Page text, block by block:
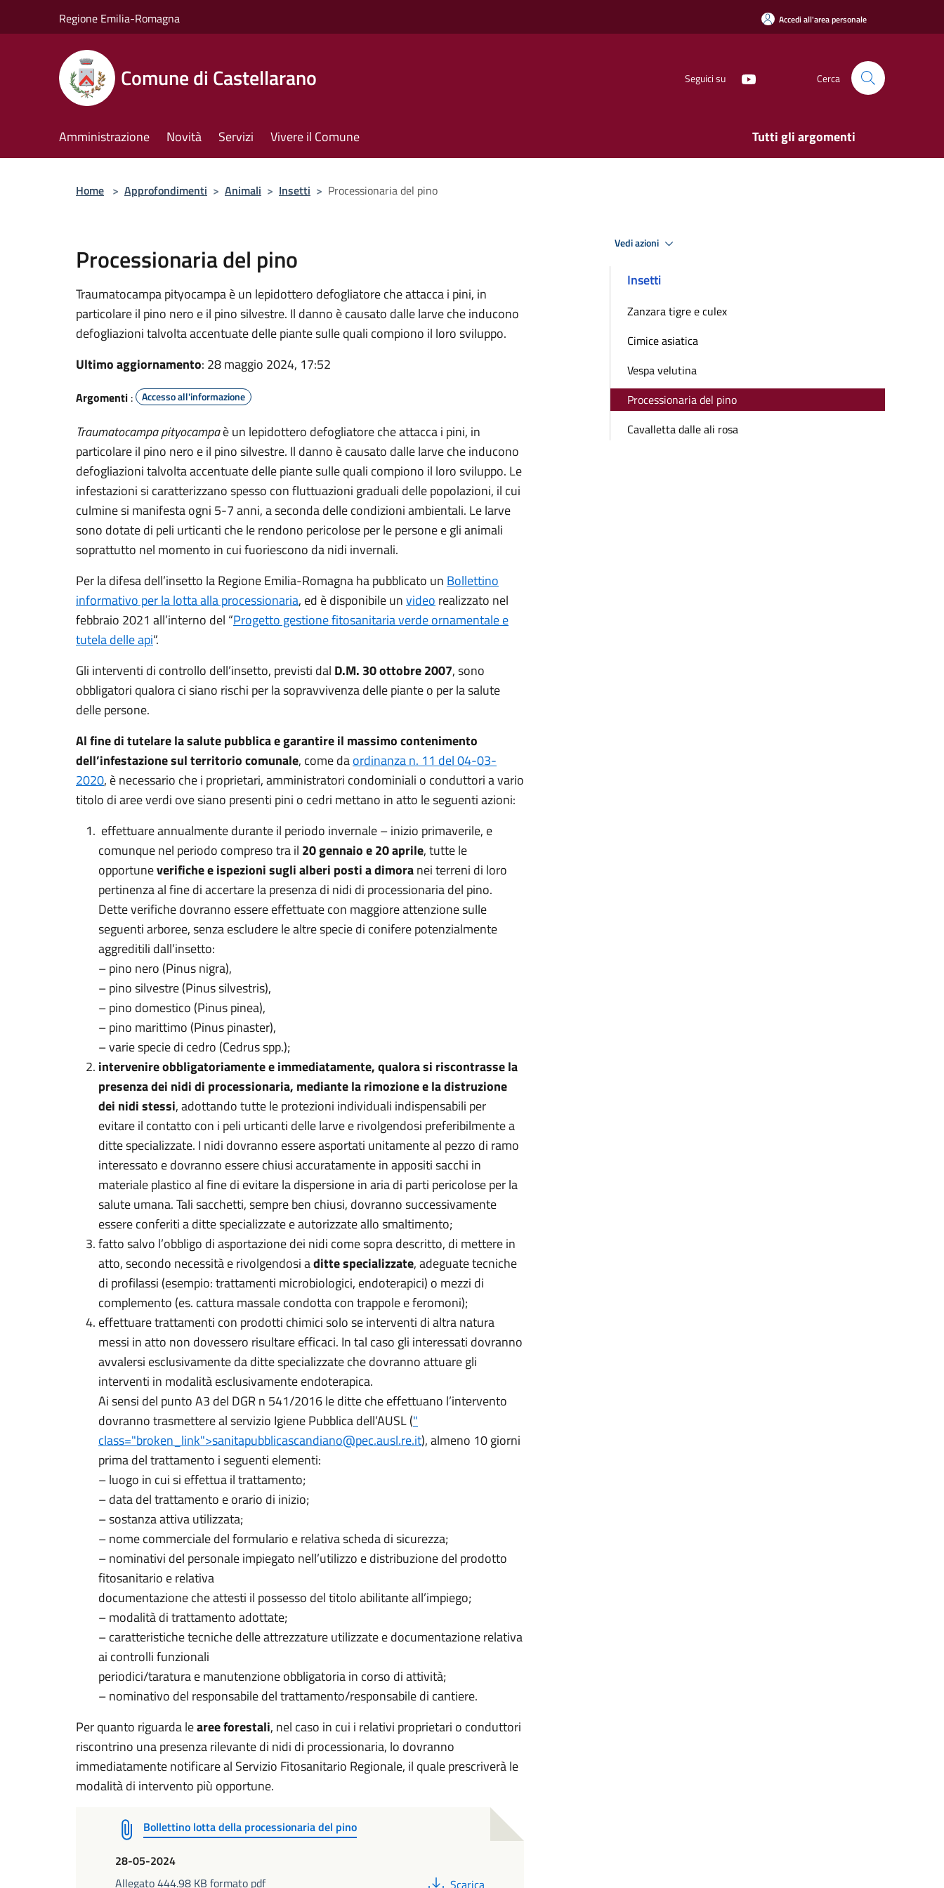
Regione Emilia-Romagna Accedi all'area personale
Comune di Castellarano Seguici su Cerca
Amministrazione Novità Servizi Vivere il Comune Tutti gli argomenti
Home > Approfondimenti > Animali > Insetti > Processionaria del pino
Processionaria del pino
Traumatocampa pityocampa è un lepidottero defogliatore che attacca i pini, in
particolare il pino nero e il pino silvestre. Il danno è causato dalle larve che inducono
defogliazioni talvolta accentuate delle piante sulle quali compiono il loro sviluppo.
Ultimo aggiornamento: 28 maggio 2024, 17:52
Argomenti : Accesso all'informazione
Traumatocampa pityocampaè un lepidottero defogliatore che attacca i pini, in
particolare il pino nero e il pino silvestre. Il danno è causato dalle larve che inducono
defogliazioni talvolta accentuate delle piante sulle quali compiono il loro sviluppo. Le
infestazioni si caratterizzano spesso con fluttuazioni graduali delle popolazioni, il cui
culmine si manifesta ogni 5-7 anni, a seconda delle condizioni ambientali. Le larve
sono dotate di peli urticanti che le rendono pericolose per le persone e gli animali
soprattutto nel momento in cui fuoriescono da nidi invernali.
Per la difesa dell’insetto la Regione Emilia-Romagna ha pubblicato un Bollettino
informativo per la lotta alla processionaria, ed è disponibile unvideo realizzato nel
febbraio 2021 all’interno del “Progetto gestione fitosanitaria verde ornamentale e
tutela delle api“.
Gli interventi di controllo dell’insetto, previsti dal D.M. 30 ottobre 2007, sono
obbligatori qualora ci siano rischi per la sopravvivenza delle piante o per la salute
delle persone.
Al fine di tutelare la salute pubblica e garantire il massimo contenimento
dell’infestazione sul territorio comunale, come daordinanza n. 11 del 04-03-
2020, è necessario che i proprietari, amministratori condominiali o conduttori a vario
titolo di aree verdi ove siano presenti pini o cedri mettano in atto le seguenti azioni:
effettuare annualmente durante il periodo invernale – inizio primaverile, e
comunque nel periodo compreso tra il 20 gennaio e 20 aprile, tutte le
opportuneverifiche e ispezioni sugli alberi posti a dimoranei terreni di loro
pertinenza al fine di accertare la presenza di nidi di processionaria del pino.
Dette verifiche dovranno essere effettuate con maggiore attenzione sulle
seguenti arboree, senza escludere le altre specie di conifere potenzialmente
aggreditili dall’insetto:
– pino nero (Pinus nigra),
– pino silvestre (Pinus silvestris),
– pino domestico (Pinus pinea),
– pino marittimo (Pinus pinaster),
– varie specie di cedro (Cedrus spp.);
intervenire obbligatoriamente e immediatamente, qualora si riscontrasse la
presenza dei nidi di processionaria, mediante la rimozione e la distruzione
dei nidi stessi, adottando tutte le protezioni individuali indispensabili per
evitare il contatto con i peli urticanti delle larve e rivolgendosi preferibilmente a
ditte specializzate. I nidi dovranno essere asportati unitamente al pezzo di ramo
interessato e dovranno essere chiusi accuratamente in appositi sacchi in
materiale plastico al fine di evitare la dispersione in aria di parti pericolose per la
salute umana. Tali sacchetti, sempre ben chiusi, dovranno successivamente
essere conferiti a ditte specializzate e autorizzate allo smaltimento;
fatto salvo l’obbligo di asportazione dei nidi come sopra descritto, di mettere in
atto, secondo necessità e rivolgendosi aditte specializzate, adeguate tecniche
di profilassi (esempio: trattamenti microbiologici, endoterapici) o mezzi di
complemento (es. cattura massale condotta con trappole e feromoni);
effettuare trattamenti con prodotti chimici solo se interventi di altra natura
messi in atto non dovessero risultare efficaci. In tal caso gli interessati dovranno
avvalersi esclusivamente da ditte specializzate che dovranno attuare gli
interventi in modalità esclusivamente endoterapica.
Ai sensi del punto A3 del DGR n 541/2016 le ditte che effettuano l’intervento
dovranno trasmettere al servizio Igiene Pubblica dell’AUSL ("
class="broken_link">sanitapubblicascandiano@pec.ausl.re.it), almeno 10 giorni
prima del trattamento i seguenti elementi:
– luogo in cui si effettua il trattamento;
– data del trattamento e orario di inizio;
– sostanza attiva utilizzata;
– nome commerciale del formulario e relativa scheda di sicurezza;
– nominativi del personale impiegato nell’utilizzo e distribuzione del prodotto
fitosanitario e relativa
documentazione che attesti il possesso del titolo abilitante all’impiego;
– modalità di trattamento adottate;
– caratteristiche tecniche delle attrezzature utilizzate e documentazione relativa
ai controlli funzionali
periodici/taratura e manutenzione obbligatoria in corso di attività;
– nominativo del responsabile del trattamento/responsabile di cantiere.
Per quanto riguarda learee forestali, nel caso in cui i relativi proprietari o conduttori
riscontrino una presenza rilevante di nidi di processionaria, lo dovranno
immediatamente notificare al Servizio Fitosanitario Regionale, il quale prescriverà le
modalità di intervento più opportune.
Bollettino lotta della processionaria del pino
28-05-2024
Allegato 444.98 KB formato pdf
PDF
Scarica
Vedi azioni
Insetti
Zanzara tigre e culex
Cimice asiatica
Vespa velutina
Processionaria del pino
Cavalletta dalle ali rosa